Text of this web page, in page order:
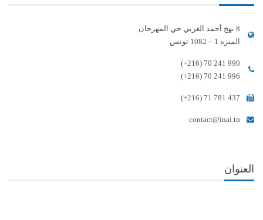
8 نهج أحمد الغربي حي المهرجان
المنزه 1 – 1082 تونس
(+216) 70 241 990
(+216) 70 241 996
(+216) 71 781 437
contact@inai.tn
العنوان